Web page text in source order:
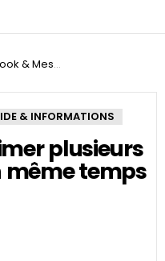
& Messenger
& INFORMATIONS
plusieurs
même temps